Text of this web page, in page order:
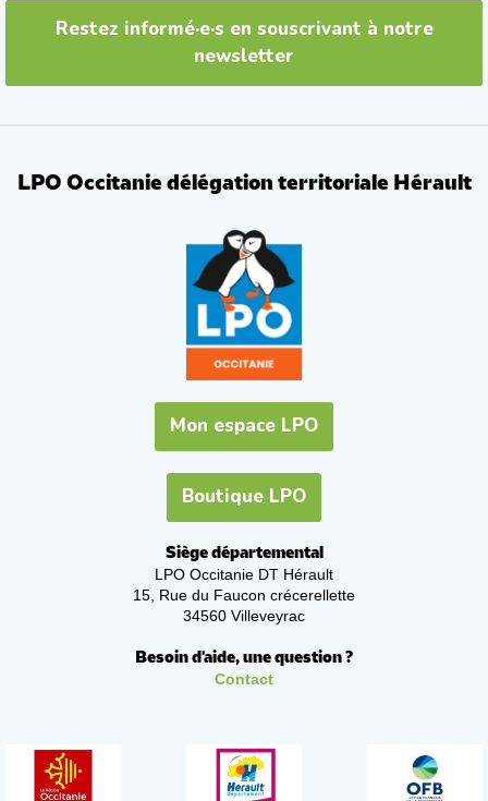
Restez informé·e·s en souscrivant à notre
newsletter
LPO Occitanie délégation territoriale Hérault
Mon espace LPO
Boutique LPO
Siège départemental
LPO Occitanie DT Hérault
15, Rue du Faucon crécerellette
34560 Villeveyrac
Besoin d'aide, une question ?
Contact